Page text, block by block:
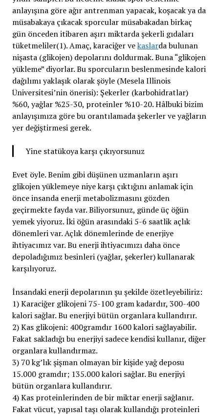
anlayışına göre ağır antrenman yapacak, koşacak ya da
müsabakaya çıkacak sporcular müsabakadan birkaç
gün önceden itibaren aşırı miktarda şekerli gıdaları
tüketmeliler(1). Amaç, karaciğer vekaslarda bulunan
nişasta (glikojen) depolarını doldurmak. Buna “glikojen
yükleme” diyorlar. Bu sporcuların beslenmesinde kalori
dağılımı yaklaşık olarak şöyle (Mesela Illinois
Üniversitesi’nin önerisi): Şekerler (karbohidratlar)
%60, yağlar %25-30, proteinler %10-20. Hâlbuki bizim
anlayışımıza göre bu orantılamada şekerler ve yağların
yer değiştirmesi gerek.
Yine statükoya karşı çıkıyorsunuz
Evet öyle. Benim gibi düşünen uzmanların aşırı
glikojen yüklemeye niye karşı çıktığını anlamak için
önce insanda enerji metabolizmasını gözden
geçirmekte fayda var. Biliyorsunuz, günde üç öğün
yemek yiyoruz. İki öğün arasındaki 5-6 saatlik açlık
dönemleri var. Açlık dönemlerinde de enerjiye
ihtiyacımız var. Bu enerji ihtiyacımızı daha önce
depoladığımız besinleri (yağlar, şekerler) kullanarak
karşılıyoruz.
İnsandaki enerji depolarının şu şekilde özetleyebiliriz:
1) Karaciğer glikojeni 75-100 gram kadardır, 300-400
kalori sağlar. Bu enerjiyi bütün organlara kullandırır.
2) Kas glikojeni: 400gramdır 1600 kalori sağlayabilir.
Fakat sakladığı bu enerjiyi sadece kendisi kullanır, diğer
organlara kullandırmaz.
3) 70 kg’lık şişman olmayan bir kişide yağ deposu
15.000 gramdır; 135.000 kalori sağlar. Bu enerjiyi
bütün organlara kullandırır.
4) Kas proteinlerinden de bir miktar enerji sağlanır.
Fakat vücut, yapısal taşı olarak kullandığı proteinleri